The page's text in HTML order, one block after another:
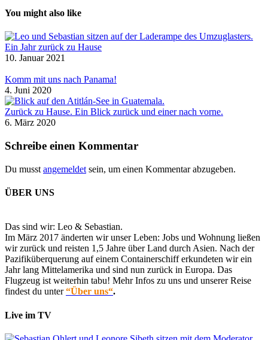
You might also like
Ein Jahr zurück zu Hause
10. Januar 2021
Komm mit uns nach Panama!
4. Juni 2020
Zurück zu Hause. Ein Blick zurück und einer nach vorne.
6. März 2020
Schreibe einen Kommentar
Du musst angemeldet sein, um einen Kommentar abzugeben.
ÜBER UNS
Das sind wir: Leo & Sebastian.
Im März 2017 änderten wir unser Leben: Jobs und Wohnung ließen
wir zurück und reisten 1,5 Jahre über Land durch Asien. Nach der
Pazifiküberquerung auf einem Containerschiff erkundeten wir ein
Jahr lang Mittelamerika und sind nun zurück in Europa. Das
Flugzeug ist weiterhin tabu! Mehr Infos zu uns und unserer Reise
findest du unter“Über uns“.
Live im TV